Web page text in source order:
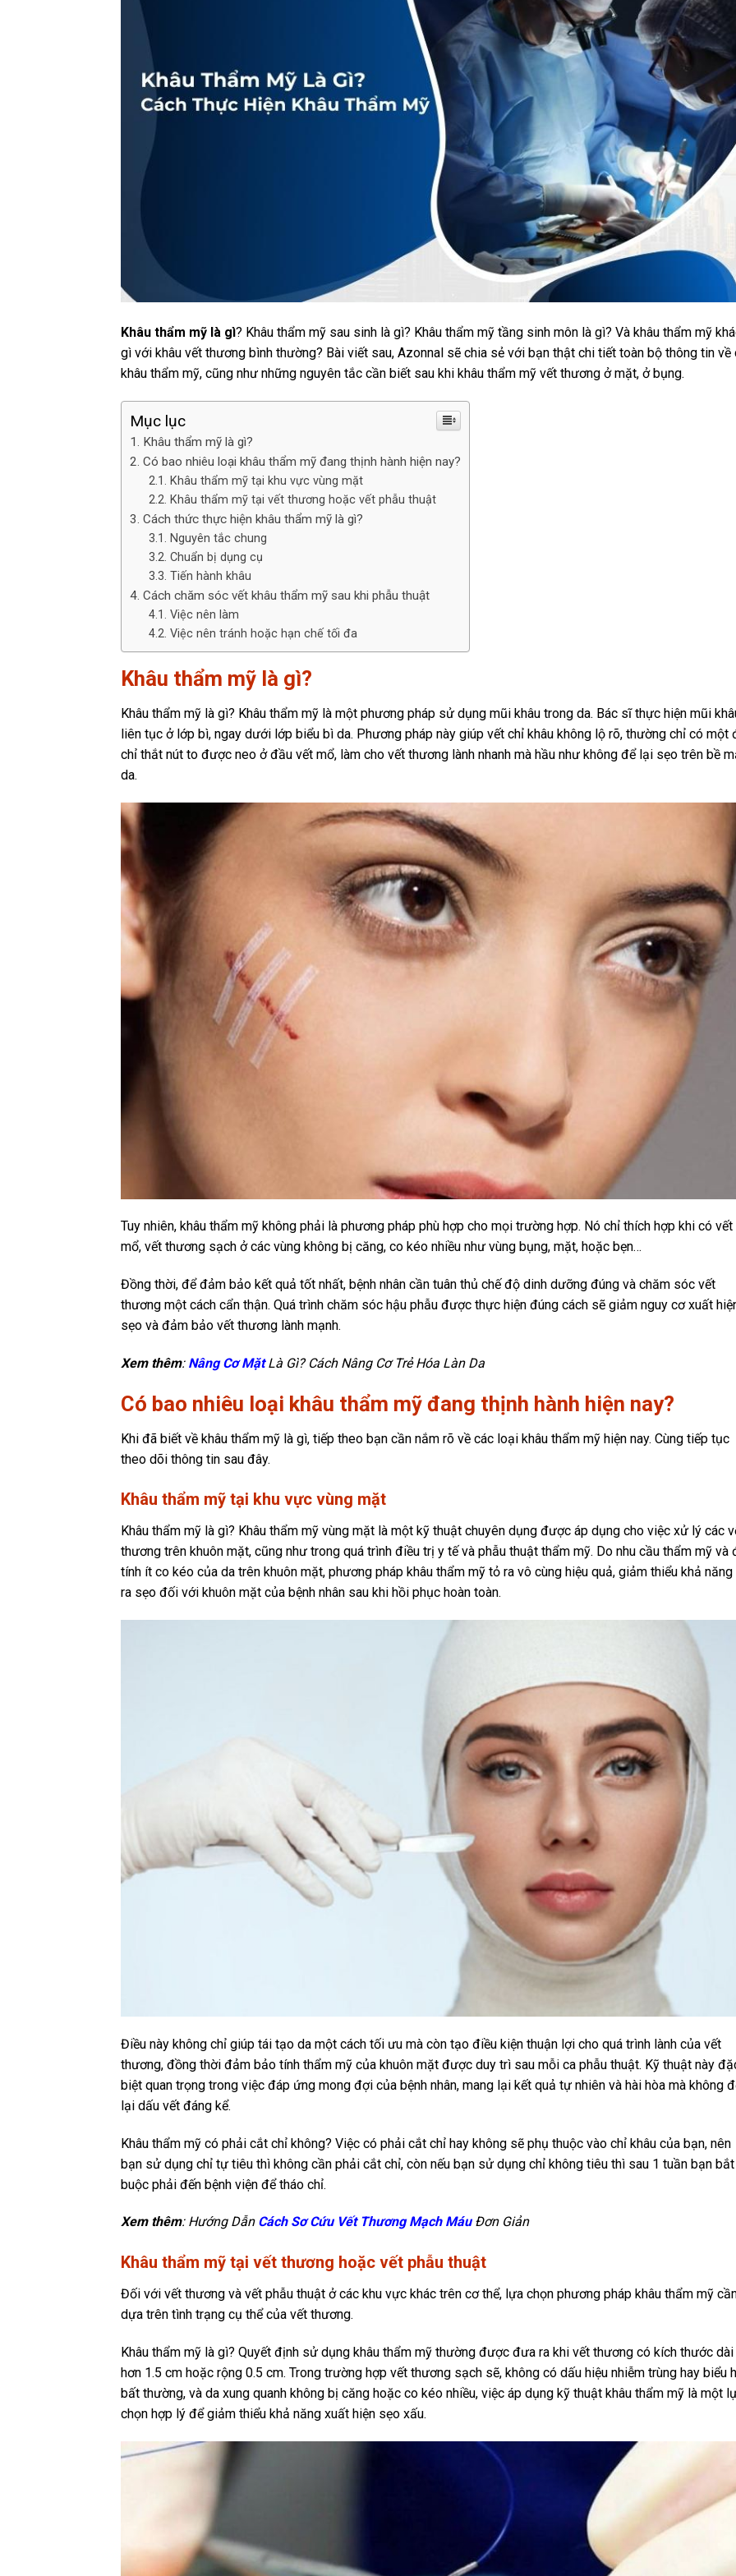
Khâu thẩm mỹ là gì? Khâu thẩm mỹ sau sinh là gì? Khâu thẩm mỹ tầng sinh môn là gì? Và khâu thẩm mỹ
gì với khâu vết thương bình thường? Bài viết sau, Azonnal sẽ chia sẻ với bạn thật chi tiết toàn bộ thông tin về
khâu thẩm mỹ, cũng như những nguyên tắc cần biết sau khi khâu thẩm mỹ vết thương ở mặt, ở bụng.
Mục lục
Khâu thẩm mỹ là gì?
Có bao nhiêu loại khâu thẩm mỹ đang thịnh hành hiện nay?
Khâu thẩm mỹ tại khu vực vùng mặt
Khâu thẩm mỹ tại vết thương hoặc vết phẫu thuật
Cách thức thực hiện khâu thẩm mỹ là gì?
Nguyên tắc chung
Chuẩn bị dụng cụ
Tiến hành khâu
Cách chăm sóc vết khâu thẩm mỹ sau khi phẫu thuật
Việc nên làm
Việc nên tránh hoặc hạn chế tối đa
Khâu thẩm mỹ là gì?
Khâu thẩm mỹ là gì? Khâu thẩm mỹ là một phương pháp sử dụng mũi khâu trong da. Bác sĩ thực hiện mũi
liên tục ở lớp bì, ngay dưới lớp biểu bì da. Phương pháp này giúp vết chỉ khâu không lộ rõ, thường chỉ có một
chỉ thắt nút to được neo ở đầu vết mổ, làm cho vết thương lành nhanh mà hầu như không để lại sẹo trên bề
da.
Tuy nhiên, khâu thẩm mỹ không phải là phương pháp phù hợp cho mọi trường hợp. Nó chỉ thích hợp khi có vết
mổ, vết thương sạch ở các vùng không bị căng, co kéo nhiều như vùng bụng, mặt, hoặc bẹn…
Đồng thời, để đảm bảo kết quả tốt nhất, bệnh nhân cần tuân thủ chế độ dinh dưỡng đúng và chăm sóc vết
thương một cách cẩn thận. Quá trình chăm sóc hậu phẫu được thực hiện đúng cách sẽ giảm nguy cơ xuất
sẹo và đảm bảo vết thương lành mạnh.
Xem thêm: Nâng Cơ Mặt Là Gì? Cách Nâng Cơ Trẻ Hóa Làn Da
Có bao nhiêu loại khâu thẩm mỹ đang thịnh hành hiện nay?
Khi đã biết về khâu thẩm mỹ là gì, tiếp theo bạn cần nắm rõ về các loại khâu thẩm mỹ hiện nay. Cùng tiếp tục
theo dõi thông tin sau đây.
Khâu thẩm mỹ tại khu vực vùng mặt
Khâu thẩm mỹ là gì? Khâu thẩm mỹ vùng mặt là một kỹ thuật chuyên dụng được áp dụng cho việc xử lý các
thương trên khuôn mặt, cũng như trong quá trình điều trị y tế và phẫu thuật thẩm mỹ. Do nhu cầu thẩm mỹ và
tính ít co kéo của da trên khuôn mặt, phương pháp khâu thẩm mỹ tỏ ra vô cùng hiệu quả, giảm thiểu khả
ra sẹo đối với khuôn mặt của bệnh nhân sau khi hồi phục hoàn toàn.
Điều này không chỉ giúp tái tạo da một cách tối ưu mà còn tạo điều kiện thuận lợi cho quá trình lành của vết
thương, đồng thời đảm bảo tính thẩm mỹ của khuôn mặt được duy trì sau mỗi ca phẫu thuật. Kỹ thuật này
biệt quan trọng trong việc đáp ứng mong đợi của bệnh nhân, mang lại kết quả tự nhiên và hài hòa mà không
lại dấu vết đáng kể.
Khâu thẩm mỹ có phải cắt chỉ không? Việc có phải cắt chỉ hay không sẽ phụ thuộc vào chỉ khâu của bạn, nên
bạn sử dụng chỉ tự tiêu thì không cần phải cắt chỉ, còn nếu bạn sử dụng chỉ không tiêu thì sau 1 tuần bạn bắt
buộc phải đến bệnh viện để tháo chỉ.
Xem thêm: Hướng Dẫn Cách Sơ Cứu Vết Thương Mạch MáuĐơn Giản
Khâu thẩm mỹ tại vết thương hoặc vết phẫu thuật
Đối với vết thương và vết phẫu thuật ở các khu vực khác trên cơ thể, lựa chọn phương pháp khâu thẩm mỹ
dựa trên tình trạng cụ thể của vết thương.
Khâu thẩm mỹ là gì? Quyết định sử dụng khâu thẩm mỹ thường được đưa ra khi vết thương có kích thước dài
hơn 1.5 cm hoặc rộng 0.5 cm. Trong trường hợp vết thương sạch sẽ, không có dấu hiệu nhiễm trùng hay biểu
bất thường, và da xung quanh không bị căng hoặc co kéo nhiều, việc áp dụng kỹ thuật khâu thẩm mỹ là một
chọn hợp lý để giảm thiểu khả năng xuất hiện sẹo xấu.